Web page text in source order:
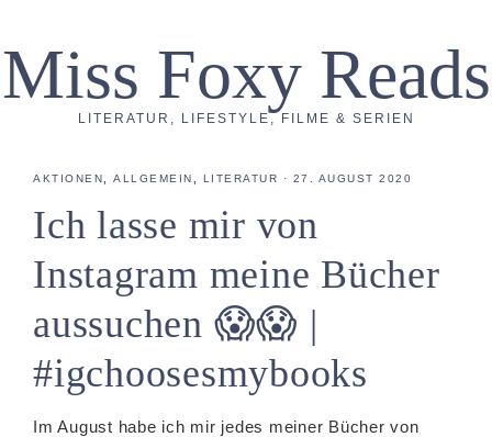
Miss Foxy Reads
LITERATUR, LIFESTYLE, FILME & SERIEN
AKTIONEN ALLGEMEIN LITERATUR · 27. AUGUST 2020
Ich lasse mir von
Instagram meine Bücher
aussuchen 😱😱 |
#igchoosesmybooks
Im August habe ich mir jedes meiner Bücher von